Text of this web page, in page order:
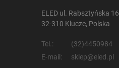
ELED ul. Rabsztyńska 16
32-310 Klucze, Polska
Tel.:
(32)4450984
E-mail:
sklep@eled.pl